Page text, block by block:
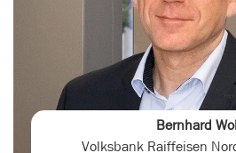
Bernhard
Volksbank Raiffeisen